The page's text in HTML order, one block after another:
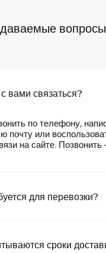
вами связаться?
по телефону,
почту или
на сайте.
для перевозки?
сроки